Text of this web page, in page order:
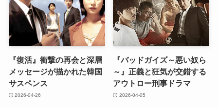
『復活』衝撃の再会と深層
メッセージが描かれた韓国
サスペンス
2026-04-26
『バッドガイズ～悪い奴ら
～』正義と狂気が交錯する
アウトロー刑事ドラマ
2026-04-05